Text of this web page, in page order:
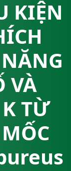
KIỆN
VÀ
TỪ